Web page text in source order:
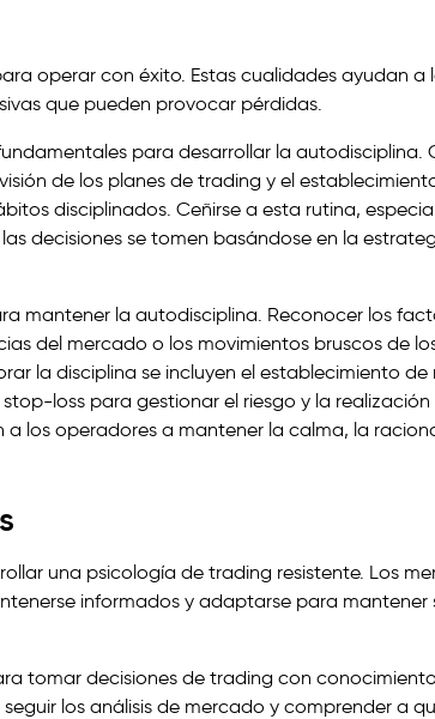
operar con éxito. Estas cualidades ayudan a
que pueden provocar pérdidas.
para desarrollar la autodisciplina.
de los planes de trading y el
disciplinados. Ceñirse a esta rutina,
decisiones se tomen basándose en la
mantener la autodisciplina. Reconocer los
del mercado o los movimientos bruscos de
la disciplina se incluyen el establecimiento de
loss para gestionar el riesgo y la realización
los operadores a mantener la calma, la
una psicología de trading resistente. Los
informados y adaptarse para mantener
tomar decisiones de trading con
los análisis de mercado y comprender a